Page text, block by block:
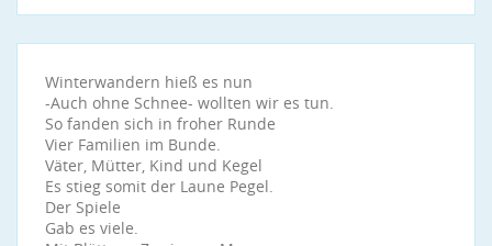
Winterwandern hieß es nun
-Auch ohne Schnee- wollten wir es tun.
So fanden sich in froher Runde
Vier Familien im Bunde.
Väter, Mütter, Kind und Kegel
Es stieg somit der Laune Pegel.
Der Spiele
Gab es viele.